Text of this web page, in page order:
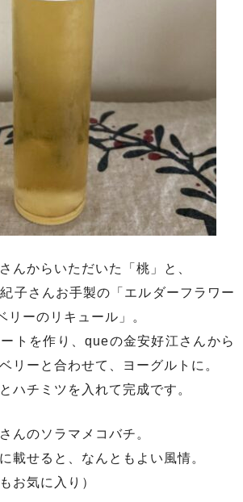
んからいただいた「桃」と、
子さんお手製の「エルダーフラワー
リーのリキュール」。
トを作り、queの金安好江さんから
リーと合わせて、ヨーグルトに。
ハチミツを入れて完成です。
んのソラマメコバチ。
載せると、なんともよい風情。
お気に入り）